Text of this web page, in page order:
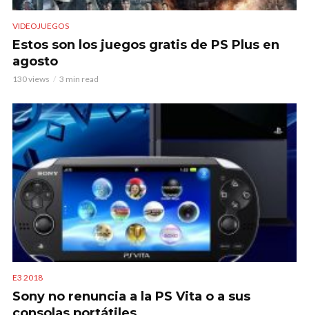
VIDEOJUEGOS
Estos son los juegos gratis de PS Plus en
agosto
130 views 3 min read
E3 2018
Sony no renuncia a la PS Vita o a sus